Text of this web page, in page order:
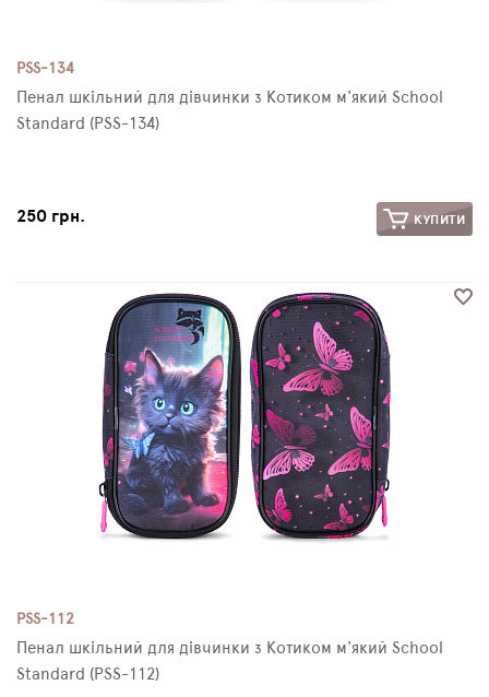
PSS-134
Пенал шкільний для дівчинки з Котиком м'який School
Standard (PSS-134)
250 грн. КУПИТИ
PSS-112
Пенал шкільний для дівчинки з Котиком м'який School
Standard (PSS-112)